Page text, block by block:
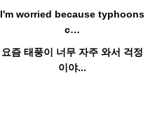
I'm worried because typhoons
c…
요즘 태풍이 너무 자주 와서 걱정
이야...